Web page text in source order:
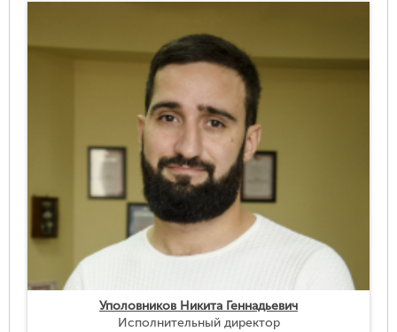
Уполовников Никита Геннадьевич
Исполнительный директор